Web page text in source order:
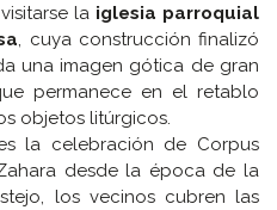
la iglesia parroquial
, cuya construcción finalizó
una imagen gótica de gran
permanece en el retablo
objetos litúrgicos.
la celebración de Corpus
desde la época de la
los vecinos cubren las